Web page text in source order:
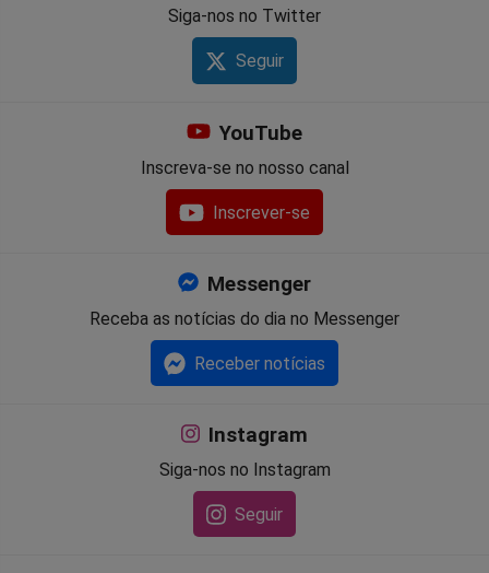
Siga-nos no Twitter
Seguir
YouTube
Inscreva-se no nosso canal
Inscrever-se
Messenger
Receba as notícias do dia no Messenger
Receber notícias
Instagram
Siga-nos no Instagram
Seguir